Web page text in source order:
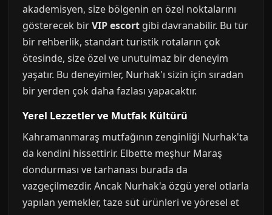
akademisyen, size bölgenin en özel noktalarını
gösterecek birVIP escort gibi davranabilir. Bu tür
bir rehberlik, standart turistik rotaların çok
ötesinde, size özel ve unutulmaz bir deneyim
yaşatır. Bu deneyimler, Nurhak'ı sizin için sıradan
bir yerden çok daha fazlası yapacaktır.
Yerel Lezzetler ve Mutfak Kültürü
Kahramanmaraş mutfağının zenginliği Nurhak'ta
da kendini hissettirir. Elbette meşhur Maraş
dondurması ve tarhanası burada da
vazgeçilmezdir. Ancak Nurhak'a özgü yerel otlarla
yapılan yemekler, taze süt ürünleri ve yöresel et